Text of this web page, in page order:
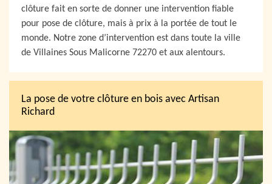
clôture fait en sorte de donner une intervention fiable
pour pose de clôture, mais à prix à la portée de tout le
monde. Notre zone d’intervention est dans toute la ville
de Villaines Sous Malicorne 72270 et aux alentours.
La pose de votre clôture en bois avec Artisan
Richard